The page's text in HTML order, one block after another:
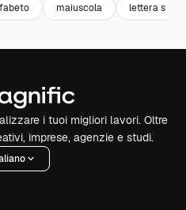
maiuscola lettera s
i tuoi migliori lavori. Oltre
imprese, agenzie e studi.